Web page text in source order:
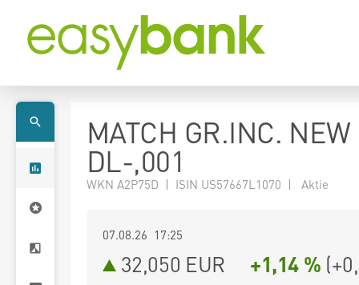
MATCH GR.INC. NEW
DL-,001
WKN A2P75D | ISIN US57667L1070 | Aktie
07.08.26 17:25
32,050 EUR +1,14 % (